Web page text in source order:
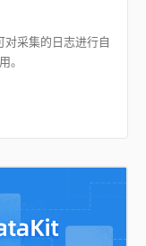
采集的日志进行自
。